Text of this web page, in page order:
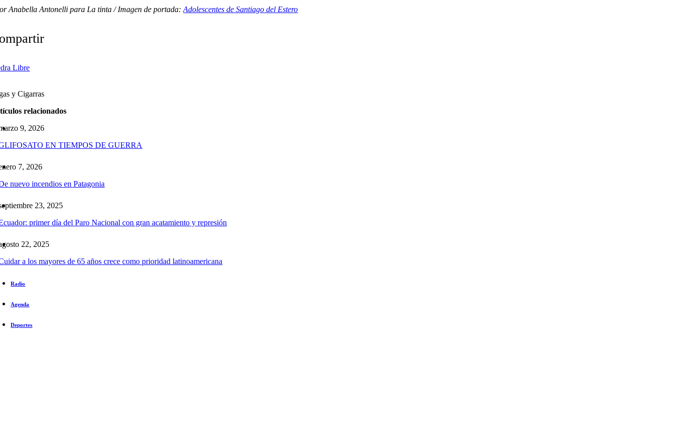
Anabella Antonelli para La tinta / Imagen de portada:Adolescentes de Santiago del Estero
Libre
y Cigarras
relacionados
9, 2026
EN TIEMPOS DE GUERRA
7, 2026
nuevo incendios en Patagonia
23, 2025
primer día del Paro Nacional con gran acatamiento y represión
22, 2025
a los mayores de 65 años crece como prioridad latinoamericana
Radio
Agenda
Deportes